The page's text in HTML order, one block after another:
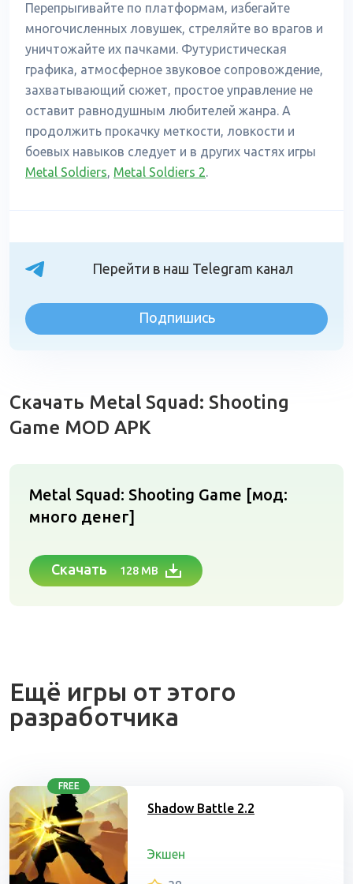
Перепрыгивайте по платформам, избегайте
многочисленных ловушек, стреляйте во врагов и
уничтожайте их пачками. Футуристическая
графика, атмосферное звуковое сопровождение,
захватывающий сюжет, простое управление не
оставит равнодушным любителей жанра. А
продолжить прокачку меткости, ловкости и
боевых навыков следует и в других частях игры
Metal Soldiers, Metal Soldiers 2.
Перейти в наш Telegram канал
Подпишись
Скачать Metal Squad: Shooting
Game MOD APK
Metal Squad: Shooting Game [мод:
много денег]
Скачать 128 MB
Ещё игры от этого
разработчика
FREE
Shadow Battle 2.2
Экшен